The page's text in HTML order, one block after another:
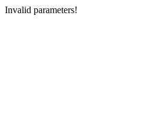
Invalid parameters!